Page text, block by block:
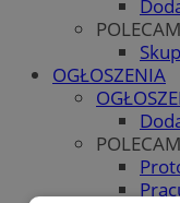
OGŁOSZENIA